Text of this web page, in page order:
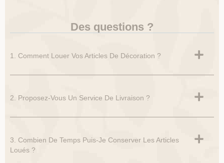
Des questions ?
1. Comment Louer Vos Articles De Décoration ?
2. Proposez-Vous Un Service De Livraison ?
3. Combien De Temps Puis-Je Conserver Les Articles
Loués ?